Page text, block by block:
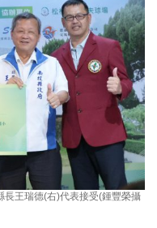
長王瑞德(右)代表接受(鍾豐榮攝